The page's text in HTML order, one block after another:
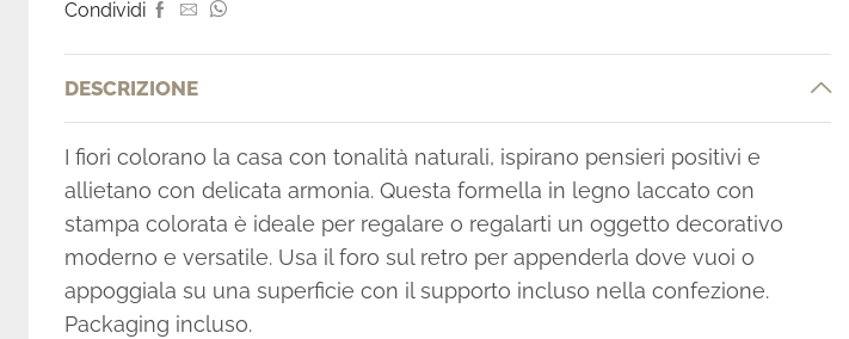
Condividi
DESCRIZIONE
I fiori colorano la casa con tonalità naturali, ispirano pensieri positivi e
allietano con delicata armonia. Questa formella in legno laccato con
stampa colorata è ideale per regalare o regalarti un oggetto decorativo
moderno e versatile. Usa il foro sul retro per appenderla dove vuoi o
appoggiala su una superficie con il supporto incluso nella confezione.
Packaging incluso.